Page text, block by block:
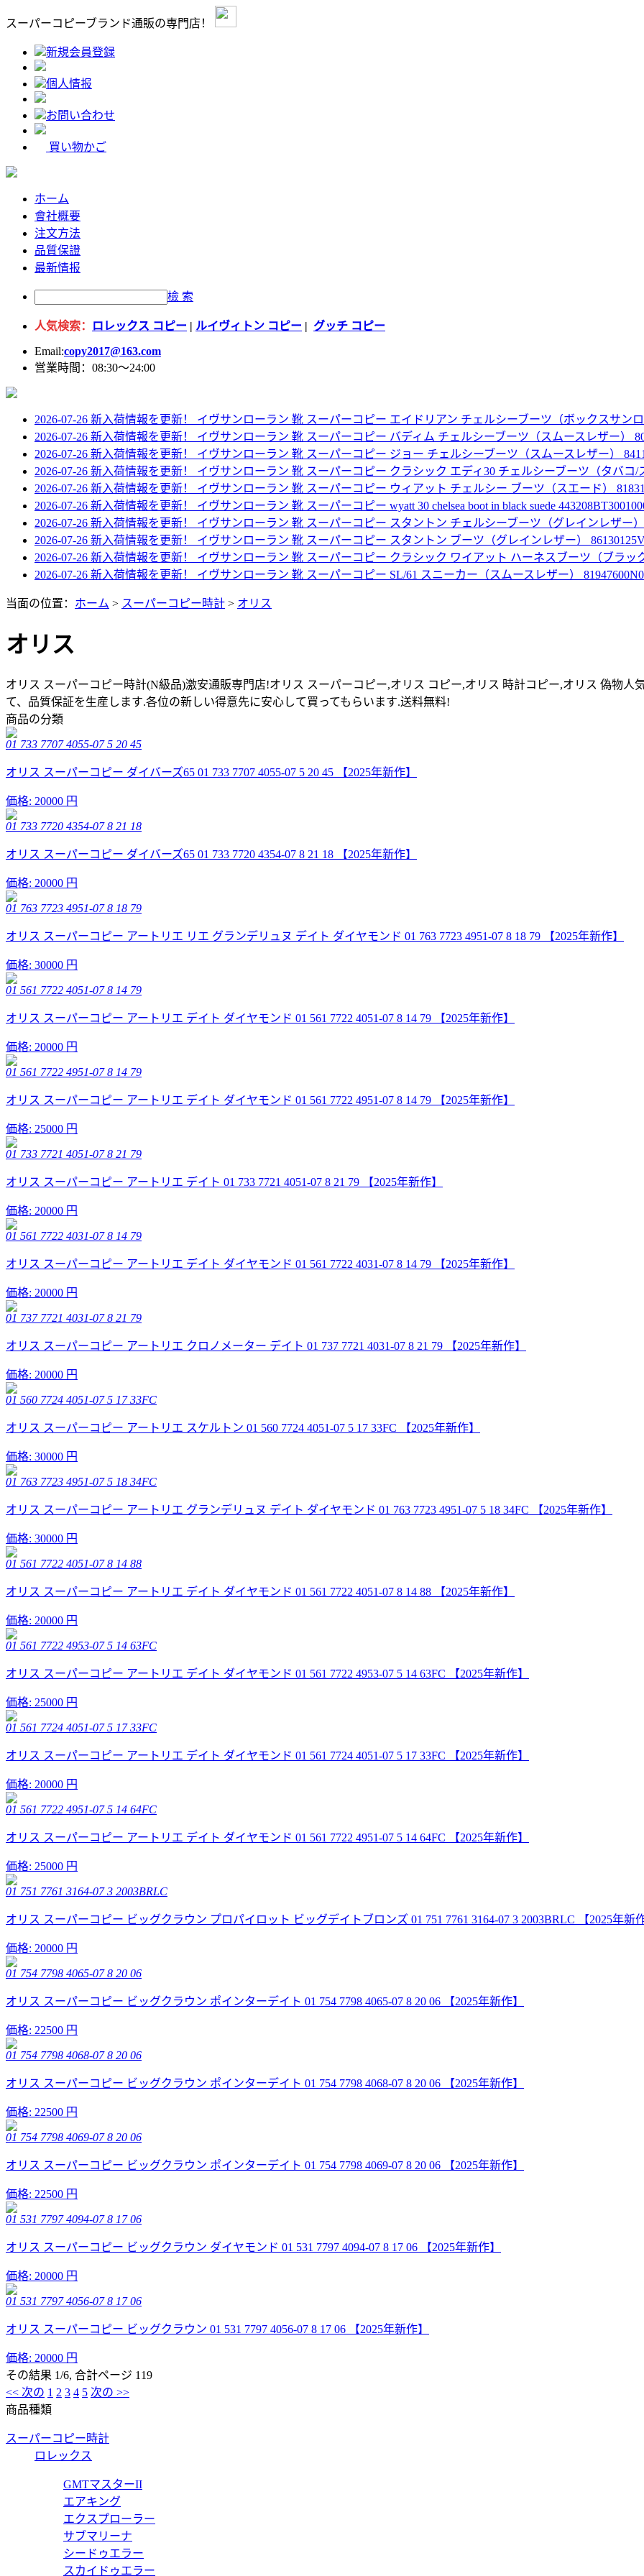
スーパーコピーブランド通販の専門店！
新規会員登録
個人情报
お問い合わせ
買い物かご
ホーム
會社概要
注文方法
品質保證
最新情报
檢 索
人気検索： ロレックス コピー | ルイヴィトン コピー | グッチ コピー
Email:copy2017@163.com
営業時間：08:30～24:00
2026-07-26 新入荷情報を更新！ イヴサンローラン 靴 スーパーコピー エイドリアン チェルシーブーツ（ボックスサン
2026-07-26 新入荷情報を更新！ イヴサンローラン 靴 スーパーコピー バディム チェルシーブーツ（スムースレザー）
2026-07-26 新入荷情報を更新！ イヴサンローラン 靴 スーパーコピー ジョー チェルシーブーツ（スムースレザー）
2026-07-26 新入荷情報を更新！ イヴサンローラン 靴 スーパーコピー クラシック エディ30 チェルシーブーツ（タバコ/
2026-07-26 新入荷情報を更新！ イヴサンローラン 靴 スーパーコピー ウィアット チェルシー ブーツ（スエード）
2026-07-26 新入荷情報を更新！ イヴサンローラン 靴 スーパーコピー wyatt 30 chelsea boot in black suede
2026-07-26 新入荷情報を更新！ イヴサンローラン 靴 スーパーコピー スタントン チェルシーブーツ（グレインレザー）
2026-07-26 新入荷情報を更新！ イヴサンローラン 靴 スーパーコピー スタントン ブーツ（グレインレザー）
2026-07-26 新入荷情報を更新！ イヴサンローラン 靴 スーパーコピー クラシック ワイアット ハーネスブーツ（ブラッ
2026-07-26 新入荷情報を更新！ イヴサンローラン 靴 スーパーコピー SL/61 スニーカー（スムースレザー）
当面の位置： ホーム > スーパーコピー時計 > オリス
オリス
オリス スーパーコピー時計(N級品)激安通販専門店!オリス スーパーコピー,オリス コピー,オリス 時計コピー,オリス 偽物
て、品質保証を生産します.各位の新しい得意先に安心して買ってもらいます.送料無料!
商品の分類
01 733 7707 4055-07 5 20 45
オリス スーパーコピー ダイバーズ65 01 733 7707 4055-07 5 20 45 【2025年新作】
価格: 20000 円
01 733 7720 4354-07 8 21 18
オリス スーパーコピー ダイバーズ65 01 733 7720 4354-07 8 21 18 【2025年新作】
価格: 20000 円
01 763 7723 4951-07 8 18 79
オリス スーパーコピー アートリエ リエ グランデリュヌ デイト ダイヤモンド 01 763 7723 4951-07 8 18 79 【2025年新作】
価格: 30000 円
01 561 7722 4051-07 8 14 79
オリス スーパーコピー アートリエ デイト ダイヤモンド 01 561 7722 4051-07 8 14 79 【2025年新作】
価格: 20000 円
01 561 7722 4951-07 8 14 79
オリス スーパーコピー アートリエ デイト ダイヤモンド 01 561 7722 4951-07 8 14 79 【2025年新作】
価格: 25000 円
01 733 7721 4051-07 8 21 79
オリス スーパーコピー アートリエ デイト 01 733 7721 4051-07 8 21 79 【2025年新作】
価格: 20000 円
01 561 7722 4031-07 8 14 79
オリス スーパーコピー アートリエ デイト ダイヤモンド 01 561 7722 4031-07 8 14 79 【2025年新作】
価格: 20000 円
01 737 7721 4031-07 8 21 79
オリス スーパーコピー アートリエ クロノメーター デイト 01 737 7721 4031-07 8 21 79 【2025年新作】
価格: 20000 円
01 560 7724 4051-07 5 17 33FC
オリス スーパーコピー アートリエ スケルトン 01 560 7724 4051-07 5 17 33FC 【2025年新作】
価格: 30000 円
01 763 7723 4951-07 5 18 34FC
オリス スーパーコピー アートリエ グランデリュヌ デイト ダイヤモンド 01 763 7723 4951-07 5 18 34FC 【2025年新作】
価格: 30000 円
01 561 7722 4051-07 8 14 88
オリス スーパーコピー アートリエ デイト ダイヤモンド 01 561 7722 4051-07 8 14 88 【2025年新作】
価格: 20000 円
01 561 7722 4953-07 5 14 63FC
オリス スーパーコピー アートリエ デイト ダイヤモンド 01 561 7722 4953-07 5 14 63FC 【2025年新作】
価格: 25000 円
01 561 7724 4051-07 5 17 33FC
オリス スーパーコピー アートリエ デイト ダイヤモンド 01 561 7724 4051-07 5 17 33FC 【2025年新作】
価格: 20000 円
01 561 7722 4951-07 5 14 64FC
オリス スーパーコピー アートリエ デイト ダイヤモンド 01 561 7722 4951-07 5 14 64FC 【2025年新作】
価格: 25000 円
01 751 7761 3164-07 3 2003BRLC
オリス スーパーコピー ビッグクラウン プロパイロット ビッグデイトブロンズ 01 751 7761 3164-07 3 2003BRLC 【2025年新
価格: 20000 円
01 754 7798 4065-07 8 20 06
オリス スーパーコピー ビッグクラウン ポインターデイト 01 754 7798 4065-07 8 20 06 【2025年新作】
価格: 22500 円
01 754 7798 4068-07 8 20 06
オリス スーパーコピー ビッグクラウン ポインターデイト 01 754 7798 4068-07 8 20 06 【2025年新作】
価格: 22500 円
01 754 7798 4069-07 8 20 06
オリス スーパーコピー ビッグクラウン ポインターデイト 01 754 7798 4069-07 8 20 06 【2025年新作】
価格: 22500 円
01 531 7797 4094-07 8 17 06
オリス スーパーコピー ビッグクラウン ダイヤモンド 01 531 7797 4094-07 8 17 06 【2025年新作】
価格: 20000 円
01 531 7797 4056-07 8 17 06
オリス スーパーコピー ビッグクラウン 01 531 7797 4056-07 8 17 06 【2025年新作】
価格: 20000 円
その結果 1/6, 合計ページ 119
<< 次の 1 2 3 4 5 次の >>
商品種類
スーパーコピー時計
ロレックス
GMTマスターII
エアキング
エクスプローラー
サブマリーナ
シードゥエラー
スカイドゥエラー